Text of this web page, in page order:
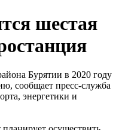
шестая
Бурятии в 2020 году
сообщает пресс-служба
энергетики и